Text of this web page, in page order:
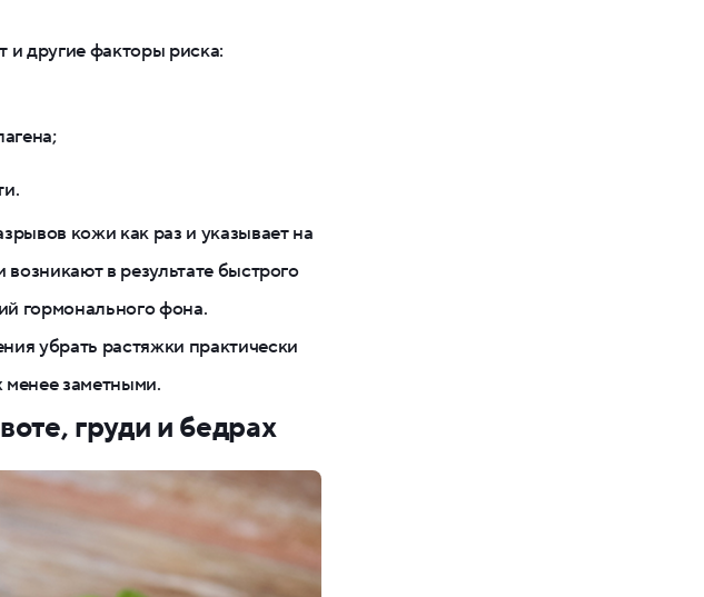
и другие факторы риска:
кожи как раз и указывает на
в результате быстрого
гормонального фона.
убрать растяжки практически
заметными.
груди и бедрах